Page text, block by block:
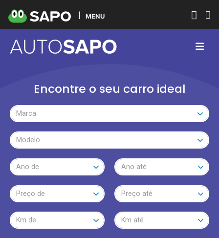
MENU
Encontre o seu carro ideal
Marca
Modelo
Ano de Ano até
Preço de Preço até
Km de Km até